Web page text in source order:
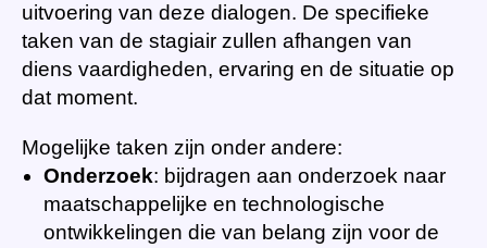
uitvoering van deze dialogen. De specifieke
taken van de stagiair zullen afhangen van
diens vaardigheden, ervaring en de situatie op
dat moment.
Mogelijke taken zijn onder andere:
Onderzoek: bijdragen aan onderzoek naar
maatschappelijke en technologische
ontwikkelingen die van belang zijn voor de